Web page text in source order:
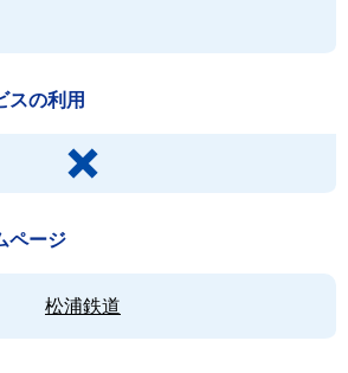
スの利用
ページ
松浦鉄道